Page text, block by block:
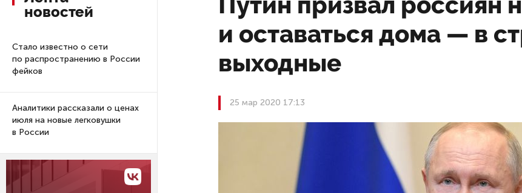
новостей
Стало известно о сети
по распространению в России
фейков
Аналитики рассказали о ценах
июля на новые легковушки
в России
и оставаться дома — в
выходные
25 мар 2020 17:13